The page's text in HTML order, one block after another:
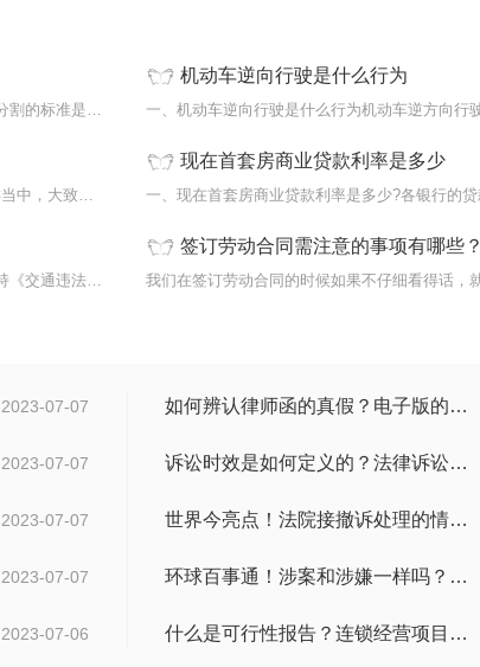
一、离婚财产分割与赔偿计算标准是什么?离婚财产分割的标准是以公平平
机动车逆向行驶是什么行为
大家知道什么是剥夺政治权利吗？我国刑事处罚种类当中，大致分为了主刑
现在首套房商业贷款利率是多少
一、深圳交通违章罚款要怎么交？1、深圳本地违章持《交通违法行为处罚
签订劳动合同需注意的事项有哪些？
2023-07-07 如何辨认律师函的真假？电子版的律师函是真的吗？
2023-07-07 诉讼时效是如何定义的？法律诉讼有效期是多久？
2023-07-07 世界今亮点！法院接撤诉处理的情况是什么？离婚案件撤诉后什么时候可以再起诉？
2023-07-07 环球百事通！涉案和涉嫌一样吗？涉案金额多少可以立案？
2023-07-06 什么是可行性报告？连锁经营项目概况都有哪些内容？ 环球观察